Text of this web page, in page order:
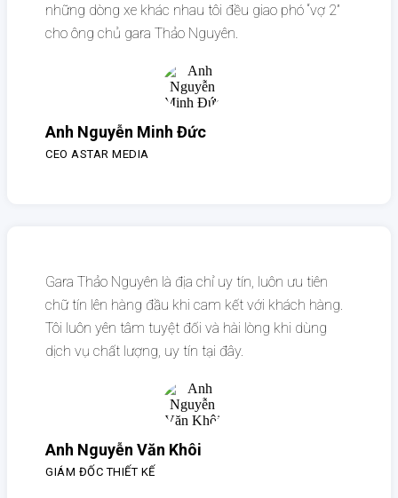
những dòng xe khác nhau tôi đều giao phó “vợ 2”
cho ông chủ gara Thảo Nguyên.
Anh Nguyễn Minh Đức
CEO ASTAR MEDIA
Gara Thảo Nguyên là địa chỉ uy tín, luôn ưu tiên
chữ tín lên hàng đầu khi cam kết với khách hàng.
Tôi luôn yên tâm tuyệt đối và hài lòng khi dùng
dịch vụ chất lượng, uy tín tại đây.
Anh Nguyễn Văn Khôi
GIÁM ĐỐC THIẾT KẾ